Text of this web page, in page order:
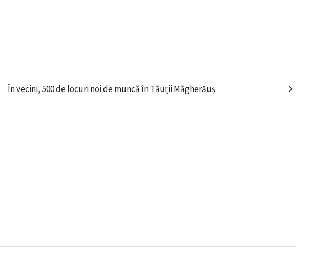
În vecini, 500 de locuri noi de muncă în Tăuții Măgherăuș